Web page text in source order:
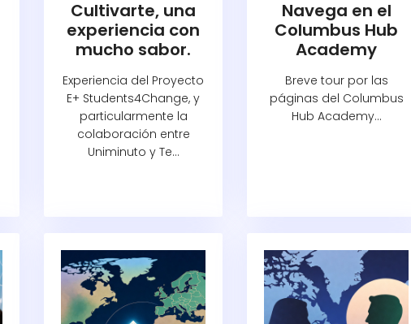
Cultivarte, una
experiencia con
mucho sabor.
Experiencia del Proyecto
E+ Students4Change, y
particularmente la
colaboración entre
Uniminuto y Te...
Navega en el
Columbus Hub
Academy
Breve tour por las
páginas del Columbus
Hub Academy...